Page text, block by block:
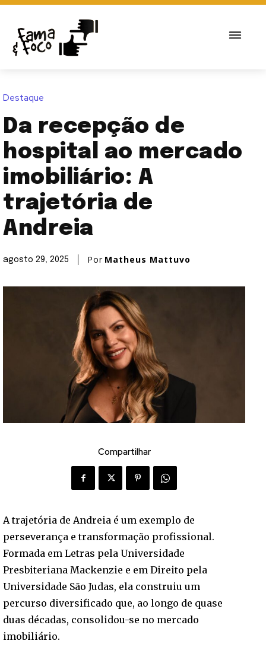
Destaque
Da recepção de
hospital ao mercado
imobiliário: A
trajetória de
Andreia
agosto 29, 2025 Por Matheus Mattuvo
Compartilhar
A trajetória de Andreia é um exemplo de
perseverança e transformação profissional.
Formada em Letras pela Universidade
Presbiteriana Mackenzie e em Direito pela
Universidade São Judas, ela construiu um
percurso diversificado que, ao longo de quase
duas décadas, consolidou-se no mercado
imobiliário.